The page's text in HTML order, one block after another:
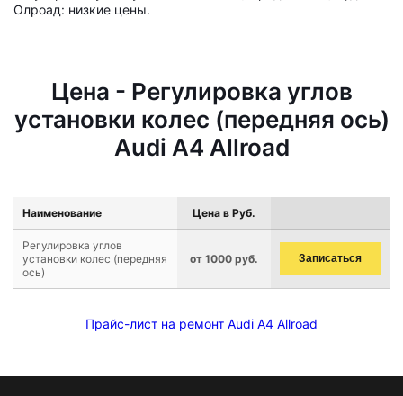
Олроад: низкие цены.
Цена - Регулировка углов
установки колес (передняя ось)
Audi A4 Allroad
Наименование Цена в Руб.
Регулировка углов
установки колес (передняя
ось)
от 1000 руб. Записаться
Прайс-лист на ремонт Audi A4 Allroad